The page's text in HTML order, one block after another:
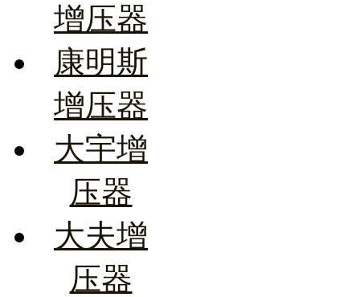
增压器
康明斯
增压器
大宇增
压器
大夫增
压器